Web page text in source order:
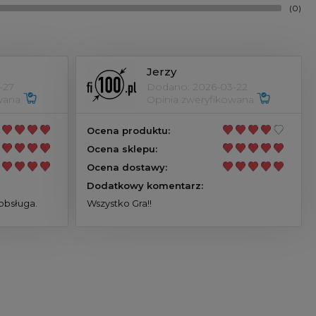
(0)
Jerzy
Dodano: 2026-03-22
Opinia zweryfikowana
Ocena produktu:
Ocena sklepu:
Ocena dostawy:
Dodatkowy komentarz:
Wszystko Gra!!